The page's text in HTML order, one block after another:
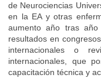
de Neurociencias
en la EA y otras
aumento año tras año
resultados en
internacionales o
internacionales, que
capacitación técnica y